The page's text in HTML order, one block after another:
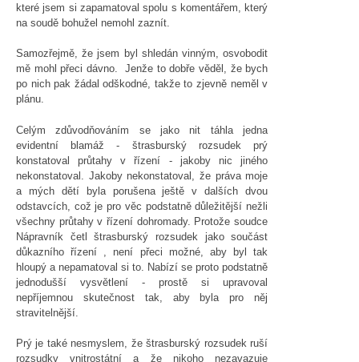
které jsem si zapamatoval spolu s komentářem, který
na soudě bohužel nemohl zaznít.
Samozřejmě, že jsem byl shledán vinným, osvobodit
mě mohl přeci dávno. Jenže to dobře věděl, že bych
po nich pak žádal odškodné, takže to zjevně neměl v
plánu.
Celým zdůvodňováním se jako nit táhla jedna
evidentní blamáž - štrasburský rozsudek prý
konstatoval průtahy v řízení - jakoby nic jiného
nekonstatoval. Jakoby nekonstatoval, že práva moje
a mých dětí byla porušena ještě v dalších dvou
odstavcích, což je pro věc podstatně důležitější nežli
všechny průtahy v řízení dohromady. Protože soudce
Nápravník četl štrasburský rozsudek jako součást
důkazního řízení , není přeci možné, aby byl tak
hloupý a nepamatoval si to. Nabízí se proto podstatně
jednodušší vysvětlení - prostě si upravoval
nepříjemnou skutečnost tak, aby byla pro něj
stravitelnější.
Prý je také nesmyslem, že štrasburský rozsudek ruší
rozsudky vnitrostátní a že nikoho nezavazuje